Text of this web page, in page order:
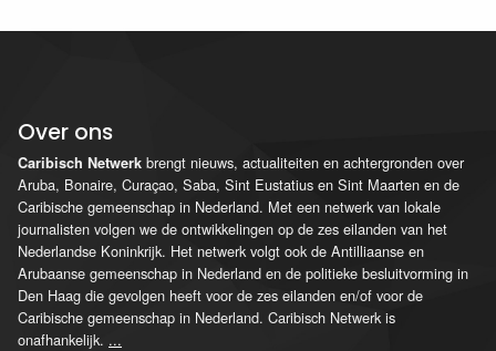
Over ons
Caribisch Netwerk brengt nieuws, actualiteiten en achtergronden over
Aruba, Bonaire, Curaçao, Saba, Sint Eustatius en Sint Maarten en de
Caribische gemeenschap in Nederland. Met een netwerk van lokale
journalisten volgen we de ontwikkelingen op de zes eilanden van het
Nederlandse Koninkrijk. Het netwerk volgt ook de Antilliaanse en
Arubaanse gemeenschap in Nederland en de politieke besluitvorming in
Den Haag die gevolgen heeft voor de zes eilanden en/of voor de
Caribische gemeenschap in Nederland. Caribisch Netwerk is
onafhankelijk. ...